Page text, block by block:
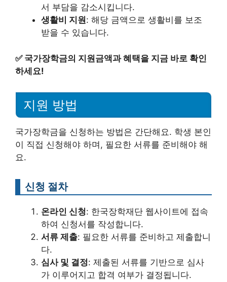
서 부담을 감소시킵니다.
생활비 지원: 해당 금액으로 생활비를 보조
받을 수 있습니다.
✅ 국가장학금의 지원금액과 혜택을 지금 바로 확인
하세요!
지원 방법
국가장학금을 신청하는 방법은 간단해요. 학생 본인
이 직접 신청해야 하며, 필요한 서류를 준비해야 해
요.
신청 절차
온라인 신청: 한국장학재단 웹사이트에 접속
하여 신청서를 작성합니다.
서류 제출: 필요한 서류를 준비하고 제출합니
다.
심사 및 결정: 제출된 서류를 기반으로 심사
가 이루어지고 합격 여부가 결정됩니다.